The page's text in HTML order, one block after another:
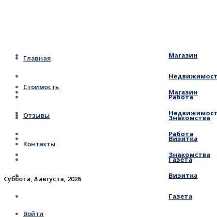
Главная
Стоимость
Отзывы
Контакты
Суббота, 8 августа, 2026
Войти
Магазин
Работа
Знакомства
Визитка
Газета
Магазин
Работа
Знакомства
Визитка
Газета